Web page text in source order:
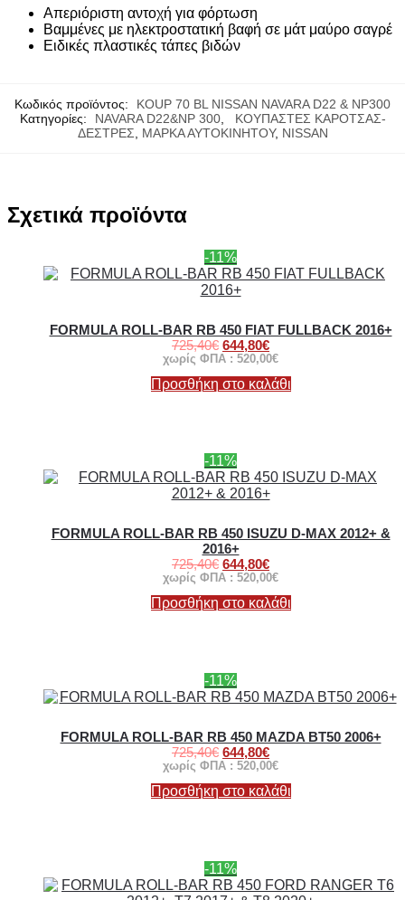
Απεριόριστη αντοχή για φόρτωση
Βαμμένες με ηλεκτροστατική βαφή σε μάτ μαύρο σαγρέ
Ειδικές πλαστικές τάπες βιδών
Κωδικός προϊόντος:
KOUP 70 BL NISSAN NAVARA D22 & NP300
Κατηγορίες:
NAVARA D22&NP 300,
ΚΟΥΠΑΣΤΕΣ ΚΑΡΟΤΣΑΣ-
ΔΕΣΤΡΕΣ
ΜΑΡΚΑ ΑΥΤΟΚΙΝΗΤΟΥ, NISSAN
Σχετικά προϊόντα
-11%
FORMULA ROLL-BAR RB 450 FIAT FULLBACK 2016+
725,40€ 644,80€
χωρίς ΦΠΑ : 520,00€
Προσθήκη στο καλάθι
-11%
FORMULA ROLL-BAR RB 450 ISUZU D-MAX 2012+ &
2016+
725,40€ 644,80€
χωρίς ΦΠΑ : 520,00€
Προσθήκη στο καλάθι
-11%
FORMULA ROLL-BAR RB 450 MAZDA BT50 2006+
725,40€ 644,80€
χωρίς ΦΠΑ : 520,00€
Προσθήκη στο καλάθι
-11%